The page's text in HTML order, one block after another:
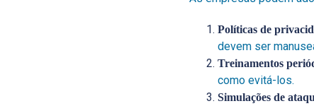
Políticas de
devem ser
Treinamentos
como evitá-los.
Simulações de